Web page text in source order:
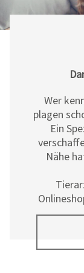
Wer
plagen
Ein
Nähe
sowie
Katzen